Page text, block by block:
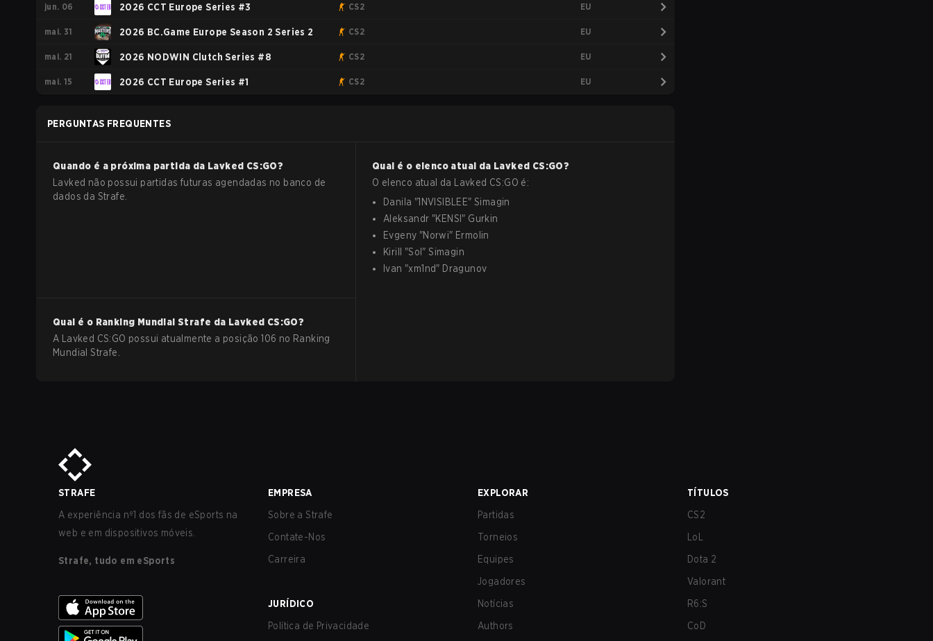
jun. 06 2026 CCT Europe Series #3 CS2 EU
mai. 31 2026 BC.Game Europe Season 2 Series 2 CS2 EU
mai. 21 2026 NODWIN Clutch Series #8 CS2 EU
mai. 15 2026 CCT Europe Series #1 CS2 EU
PERGUNTAS FREQUENTES
Quando é a próxima partida da Lavked CS:GO?
Lavked não possui partidas futuras agendadas no banco de
dados da Strafe.
Qual é o elenco atual da Lavked CS:GO?
O elenco atual da
Lavked CS:GO é:
Danila "1NVISIBLEE"Simagin
Aleksandr "KENSI " Gurkin
Evgeny "Norwi" Ermolin
Kirill
"Sol "Simagin
Ivan "xm1nd" Dragunov
Qual é o Ranking Mundial Strafe da Lavked CS:GO?
A Lavked CS:GO possui atualmente a posição 106 no Ranking
Mundial Strafe.
STRAFE
A experiência nº1 dos fãs de eSports na
web e em dispositivos móveis.
Strafe, tudo em eSports
EMPRESA
Sobre a Strafe
Contate-Nos
Carreira
JURÍDICO
Política de Privacidade
EXPLORAR
Partidas
Torneios
Equipes
Jogadores
Notícias
Authors
TÍTULOS
CS2
LoL
Dota 2
Valorant
R6:S
CoD